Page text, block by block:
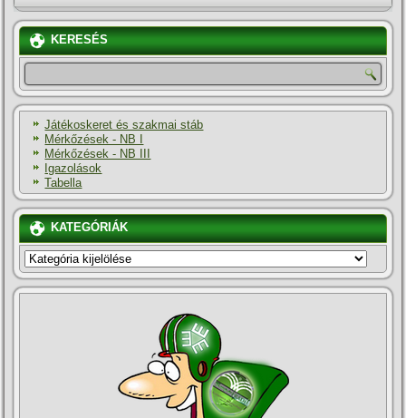
KERESÉS
Játékoskeret és szakmai stáb
Mérkőzések - NB I
Mérkőzések - NB III
Igazolások
Tabella
KATEGÓRIÁK
KATEGÓRIÁK